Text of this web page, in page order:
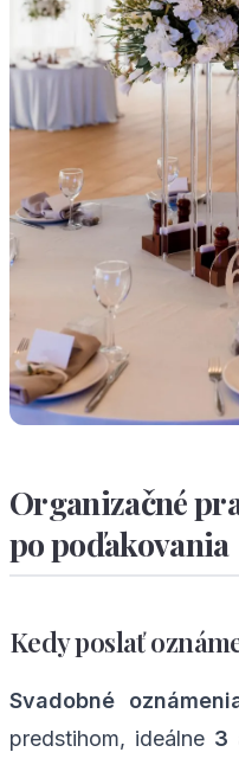
Organizačné
po poďakovania
Kedy poslať
Svadobné
predstihom, ideálne 3